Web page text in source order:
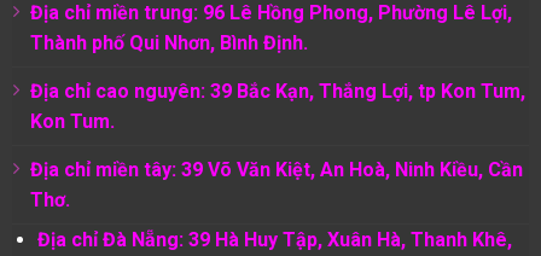
Địa chỉ miền trung: 96 Lê Hồng Phong, Phường Lê Lợi,
Thành phố Qui Nhơn, Bình Định.
Địa chỉ cao nguyên: 39 Bắc Kạn, Thắng Lợi, tp Kon Tum,
Kon Tum.
Địa chỉ miền tây: 39 Võ Văn Kiệt, An Hoà, Ninh Kiều, Cần
Thơ.
Địa chỉ Đà Nẵng: 39 Hà Huy Tập, Xuân Hà, Thanh Khê,